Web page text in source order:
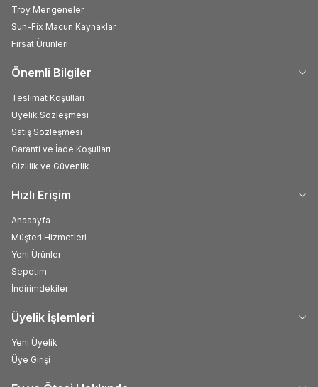
Troy Mengeneler
Sun-Fix Macun Kaynaklar
Fırsat Ürünleri
Önemli Bilgiler
Teslimat Koşulları
Üyelik Sözleşmesi
Satış Sözleşmesi
Garanti ve İade Koşulları
Gizlilik ve Güvenlik
Hızlı Erişim
Anasayfa
Müşteri Hizmetleri
Yeni Ürünler
Sepetim
İndirimdekiler
Üyelik İşlemleri
Yeni Üyelik
Üye Girişi